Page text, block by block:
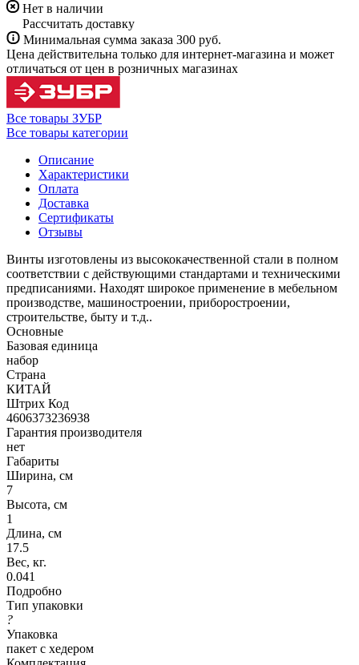
Нет в наличии
Рассчитать доставку
Минимальная сумма заказа 300 руб.
Цена действительна только для интернет-магазина и может
отличаться от цен в розничных магазинах
Все товары ЗУБР
Все товары категории
Описание
Характеристики
Оплата
Доставка
Сертификаты
Отзывы
Винты изготовлены из высококачественной стали в полном
соответствии с действующими стандартами и техническими
предписаниями. Находят широкое применение в мебельном
производстве, машиностроении, приборостроении,
строительстве, быту и т.д..
Основные
Базовая единица
набор
Страна
КИТАЙ
Штрих Код
4606373236938
Гарантия производителя
нет
Габариты
Ширина, см
7
Высота, см
1
Длина, см
17.5
Вес, кг.
0.041
Подробно
Тип упаковки
?
Упаковка
пакет с хедером